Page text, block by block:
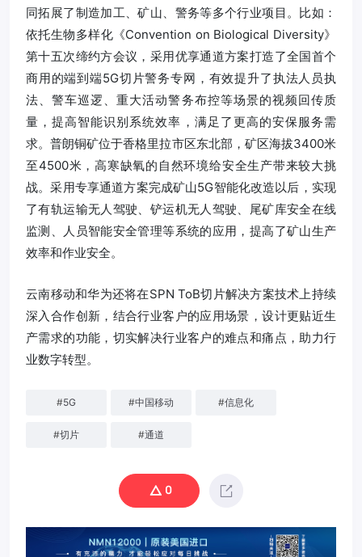
同拓展了制造加工、矿山、警务等多个行业项目。比如：
依托生物多样化《Convention on Biological Diversity》
第十五次缔约方会议，采用优享通道方案打造了全国首个
商用的端到端5G切片警务专网，有效提升了执法人员执
法、警车巡逻、重大活动警务布控等场景的视频回传质
量，提高智能识别系统效率，满足了更高的安保服务需
求。普朗铜矿位于香格里拉市区东北部，矿区海拔3400米
至4500米，高寒缺氧的自然环境给安全生产带来较大挑
战。采用专享通道方案完成矿山5G智能化改造以后，实现
了有轨运输无人驾驶、铲运机无人驾驶、尾矿库安全在线
监测、人员智能安全管理等系统的应用，提高了矿山生产
效率和作业安全。
云南移动和华为还将在SPN ToB切片解决方案技术上持续
深入合作创新，结合行业客户的应用场景，设计更贴近生
产需求的功能，切实解决行业客户的难点和痛点，助力行
业数字转型。
#5G #中国移动 #信息化
#切片 #通道
0